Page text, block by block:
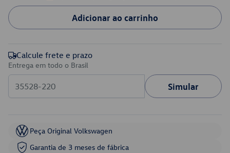
Adicionar ao carrinho
Calcule frete e prazo
Entrega em todo o Brasil
Simular
Peça Original Volkswagen
Garantia de 3 meses de fábrica